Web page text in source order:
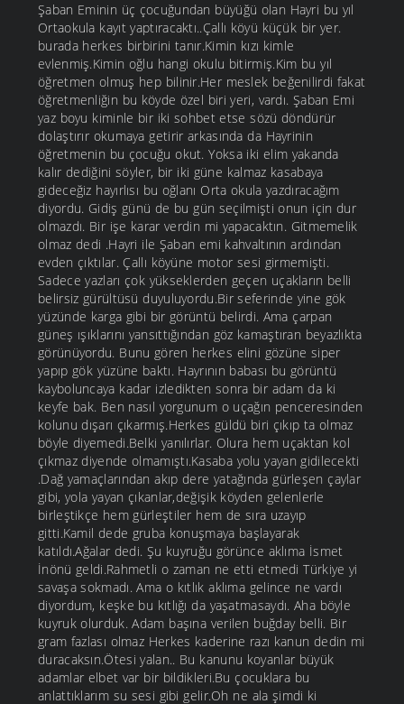
Şaban Eminin üç çocuğundan büyüğü olan Hayri bu yıl
Ortaokula kayıt yaptıracaktı..Çallı köyü küçük bir yer.
burada herkes birbirini tanır.Kimin kızı kimle
evlenmiş.Kimin oğlu hangi okulu bitirmiş.Kim bu yıl
öğretmen olmuş hep bilinir.Her meslek beğenilirdi fakat
öğretmenliğin bu köyde özel biri yeri, vardı. Şaban Emi
yaz boyu kiminle bir iki sohbet etse sözü döndürür
dolaştırır okumaya getirir arkasında da Hayrinin
öğretmenin bu çocuğu okut. Yoksa iki elim yakanda
kalır dediğini söyler, bir iki güne kalmaz kasabaya
gideceğiz hayırlısı bu oğlanı Orta okula yazdıracağım
diyordu. Gidiş günü de bu gün seçilmişti onun için dur
olmazdı. Bir işe karar verdin mi yapacaktın. Gitmemelik
olmaz dedi .Hayri ile Şaban emi kahvaltının ardından
evden çıktılar. Çallı köyüne motor sesi girmemişti.
Sadece yazları çok yükseklerden geçen uçakların belli
belirsiz gürültüsü duyuluyordu.Bir seferinde yine gök
yüzünde karga gibi bir görüntü belirdi. Ama çarpan
güneş ışıklarını yansıttığından göz kamaştıran beyazlıkta
görünüyordu. Bunu gören herkes elini gözüne siper
yapıp gök yüzüne baktı. Hayrının babası bu görüntü
kayboluncaya kadar izledikten sonra bir adam da ki
keyfe bak. Ben nasıl yorgunum o uçağın penceresinden
kolunu dışarı çıkarmış.Herkes güldü biri çıkıp ta olmaz
böyle diyemedi.Belki yanılırlar. Olura hem uçaktan kol
çıkmaz diyende olmamıştı.Kasaba yolu yayan gidilecekti
.Dağ yamaçlarından akıp dere yatağında gürleşen çaylar
gibi, yola yayan çıkanlar,değişik köyden gelenlerle
birleştikçe hem gürleştiler hem de sıra uzayıp
gitti.Kamil dede gruba konuşmaya başlayarak
katıldı.Ağalar dedi. Şu kuyruğu görünce aklıma İsmet
İnönü geldi.Rahmetli o zaman ne etti etmedi Türkiye yi
savaşa sokmadı. Ama o kıtlık aklıma gelince ne vardı
diyordum, keşke bu kıtlığı da yaşatmasaydı. Aha böyle
kuyruk olurduk. Adam başına verilen buğday belli. Bir
gram fazlası olmaz Herkes kaderine razı kanun dedin mi
duracaksın.Ötesi yalan.. Bu kanunu koyanlar büyük
adamlar elbet var bir bildikleri.Bu çocuklara bu
anlattıklarım su sesi gibi gelir.Oh ne ala şimdi ki